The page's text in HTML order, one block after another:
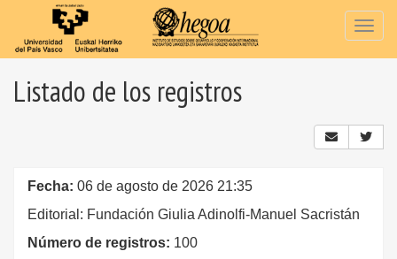
Listado de los registros
Fecha: 06 de agosto de 2026 21:35
Editorial: Fundación Giulia Adinolfi-Manuel Sacristán
Número de registros: 100